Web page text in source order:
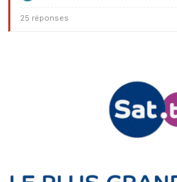
25 réponses